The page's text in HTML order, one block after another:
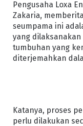
Pengusaha Loxa
Zakaria,
seumpama ini
yang
tumbuhan yang
diterjemahkan
Katanya, proses
perlu dilakukan